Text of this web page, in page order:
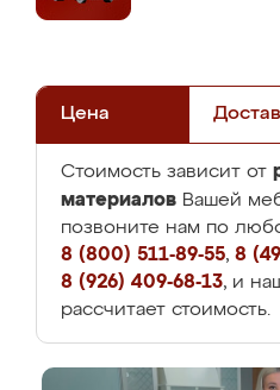
Цена
Стоимость зависит от
материалов Вашей
позвоните нам по
8 (800) 511-89-55, 8
8 (926) 409-68-13, и
рассчитает стоимость.